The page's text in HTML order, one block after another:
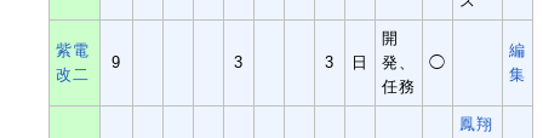
紫電
改二
9 3 3 日
開
発、
任務
◯
編
集
鳳翔